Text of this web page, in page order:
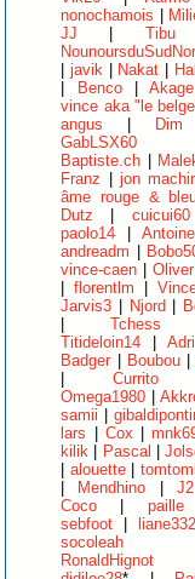
nonochamois
JJ
Tibu
|javik Nakat
Benco|Akage
vince aka "le
angus
Dim
GabLSX60
Baptiste.ch
Franz
jon
âme rouge &
Dutz
cuicui60
paolo14
Antoine
andreadm
vince-caen
|florentlm
Jarvis3
Njord
Tchess
Titideloin14
Adri
Badger
Boubou
Currito
Omega1980
samii
lars
Cox |
kilik
Pascal
alouette|
Mendhino J2
Coco
paille
sebfoot
liane332
socoleah
RonaldHignot